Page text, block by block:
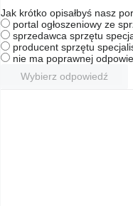
Jak krótko opisałbyś nasz
portal ogłoszeniowy ze
sprzedawca sprzętu
producent sprzętu
nie ma poprawnej
Wybierz odpowiedź